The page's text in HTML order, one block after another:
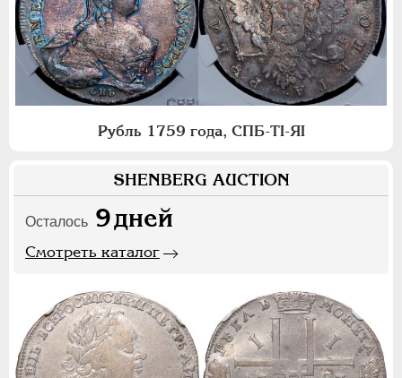
Рубль 1759 года, СПБ-ТI-ЯI
SHENBERG AUCTION
Осталось 9дней
Смотреть каталог